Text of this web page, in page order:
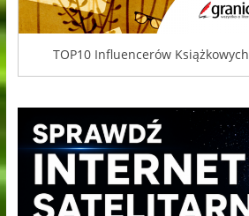
TOP10 Influencerów Książkowych